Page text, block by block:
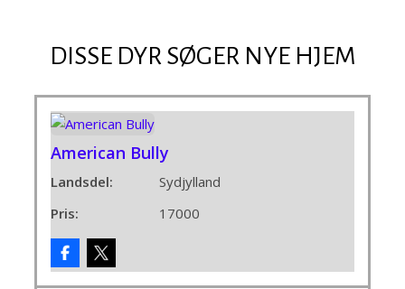
DISSE DYR SØGER NYE HJEM
American Bully
Landsdel:
Sydjylland
Pris:
17000